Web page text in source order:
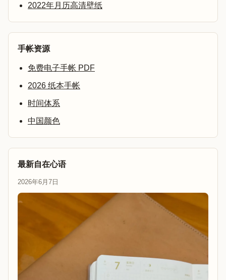
2022年月历高清壁纸
手帐资源
免费电子手帐 PDF
2026 纸本手帐
时间体系
中国颜色
最新自在心语
2026年6月7日